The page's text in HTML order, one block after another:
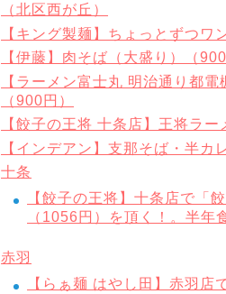
（北区西が丘）
【キング製麺】ちょっとずつ
【伊藤】肉そば（大盛り）（
【ラーメン富士丸 明治通り都
（900円）
【餃子の王将 十条店】王将ラー
【インデアン】支那そば・半
十条
【餃子の王将】十条店で「
（1056円）を頂く！。半年
赤羽
【らぁ麺 はやし田】赤羽店